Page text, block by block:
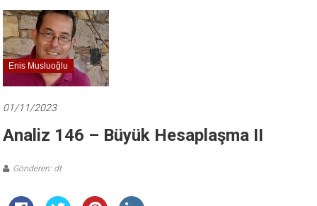
Önce
Türkiye
Cumhuriyeti…
Enis Musluoğlu
01/11/2023
Analiz 146 – Büyük Hesaplaşma II
Gönderen: dt